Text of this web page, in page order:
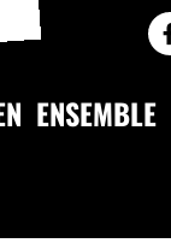
ENSEMBLE